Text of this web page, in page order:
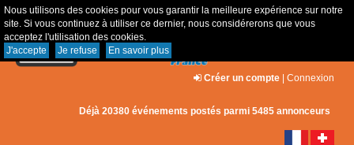
Nous utilisons des cookies pour vous garantir la meilleure expérience sur notre
site. Si vous continuez à utiliser ce dernier, nous considérerons que vous
acceptez l'utilisation des cookies.
J'accepte
Je refuse En savoir plus
Créer un compte | Connexion
Déjà 20380 événements postés parmi 5485 annonceurs